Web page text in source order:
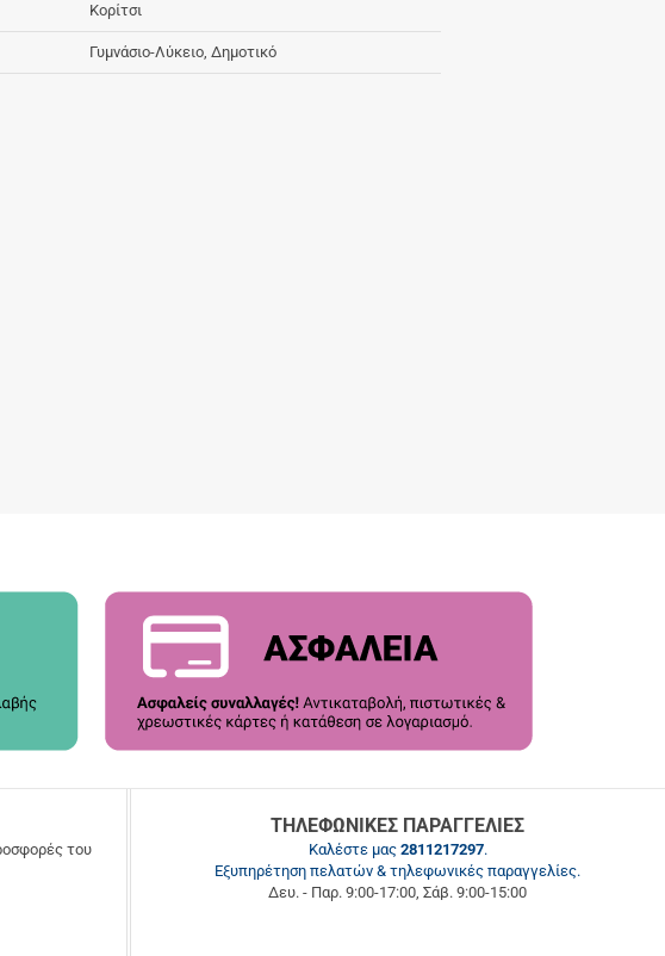
Κορίτσι
Γυμνάσιο-Λύκειο, Δημοτικό
του
ΤΗΛΕΦΩΝΙΚΕΣ ΠΑΡΑΓΓΕΛΙΕΣ
Καλέστε μας 2811217297.
Εξυπηρέτηση πελατών & τηλεφωνικές παραγγελίες.
Δευ. - Παρ. 9:00-17:00, Σάβ. 9:00-15:00